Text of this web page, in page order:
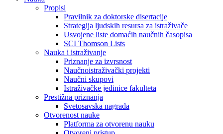
Propisi
Pravilnik za doktorske disertacije
Strategija ljudskih resursa za istraživače
Usvojene liste domaćih naučnih časopisa
SCI Thomson Lists
Nauka i istraživanje
Priznanje za izvrsnost
Naučnoistraživački projekti
Naučni skupovi
Istraživačke jedinice fakulteta
Prestižna priznanja
Svetosavska nagrada
Otvorenost nauke
Platforma za otvorenu nauku